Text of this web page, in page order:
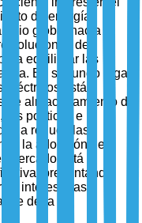
de energía
global hacia
soluciones de
equilibrar las
En segundo lugar,
eléctricos está
de almacenamiento de
las políticas e
a reducir las
la adopción de
mercado está
presentando
interesadas e
de la